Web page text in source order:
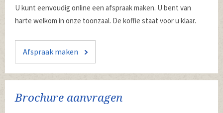
U kunt eenvoudig online een afspraak maken. U bent van
harte welkom in onze toonzaal. De koffie staat voor u klaar.
Afspraak maken
Brochure aanvragen